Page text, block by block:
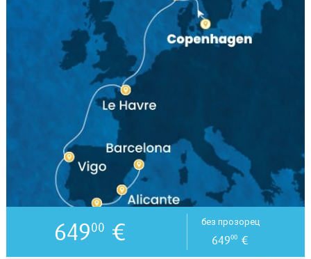
64900 € без прозорец
64900 €